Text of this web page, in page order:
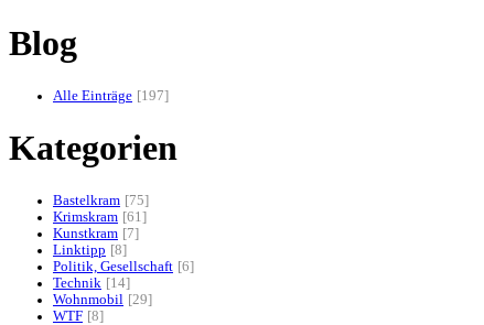
Blog
Alle Einträge 197
Kategorien
Bastelkram
75
Krimskram 61
Kunstkram
7
Linktipp
8
Politik, Gesellschaft 6
Technik
14
Wohnmobil
29
WTF 8